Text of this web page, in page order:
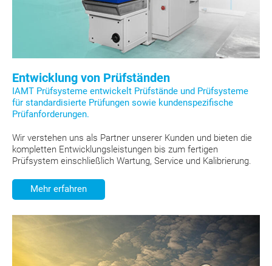
Entwicklung von Prüfständen
IAMT Prüfsysteme entwickelt Prüfstände und Prüfsysteme
für standardisierte Prüfungen sowie kundenspezifische
Prüfanforderungen.
Wir verstehen uns als Partner unserer Kunden und bieten die
kompletten Entwicklungsleistungen bis zum fertigen
Prüfsystem einschließlich Wartung, Service und Kalibrierung.
Mehr erfahren